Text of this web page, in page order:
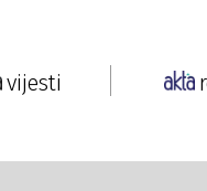
vijesti